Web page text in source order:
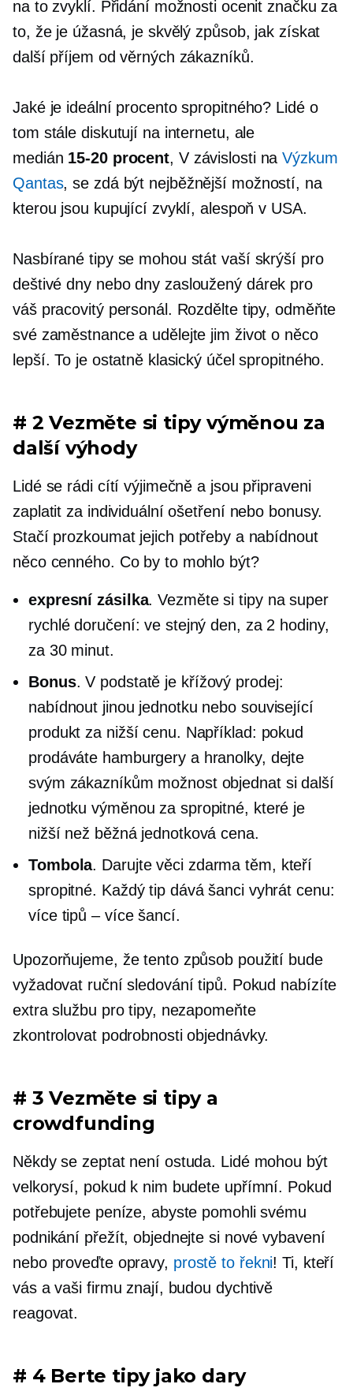
na to zvyklí. Přidání možnosti ocenit značku za
to, že je úžasná, je skvělý způsob, jak získat
další příjem od věrných zákazníků.
Jaké je ideální procento spropitného? Lidé o
tom stále diskutují na internetu, ale
medián 15-20procent, V závislosti naVýzkum
Qantas, se zdá být nejběžnější možností, na
kterou jsou kupující zvyklí, alespoň v USA.
Nasbírané tipy se mohou stát vaší skrýší pro
deštivé dny nebo dny zaslouženýdárek pro
váš pracovitý personál. Rozdělte tipy, odměňte
své zaměstnance a udělejte jim život o něco
lepší. To je ostatně klasický účel spropitného.
# 2 Vezměte si tipy výměnou za
další výhody
Lidé se rádi cítí výjimečně a jsou připraveni
zaplatit za individuální ošetření nebo bonusy.
Stačí prozkoumat jejich potřeby a nabídnout
něco cenného. Co by to mohlo být?
expresní zásilka. Vezměte si tipy na super
rychlé doručení: ve stejný den, za 2 hodiny,
za 30 minut.
Bonus. V podstatě je křížový prodej:
nabídnout jinou jednotku nebo související
produkt za nižší cenu. Například: pokud
prodáváte hamburgery a hranolky, dejte
svým zákazníkům možnost objednat si další
jednotku výměnou za spropitné, které je
nižší než běžná jednotková cena.
Tombola. Darujte věci zdarma těm, kteří
spropitné. Každý tip dává šanci vyhrát cenu:
více tipů – více šancí.
Upozorňujeme, že tento způsob použití bude
vyžadovat ruční sledování tipů. Pokud nabízíte
extra službu pro tipy, nezapomeňte
zkontrolovat podrobnosti objednávky.
# 3 Vezměte si tipy a
crowdfunding
Někdy se zeptat není ostuda. Lidé mohou být
velkorysí, pokud k nim budete upřímní. Pokud
potřebujete peníze, abyste pomohli svému
podnikání přežít, objednejte si nové vybavení
nebo proveďte opravy, prostě to řekni! Ti, kteří
vás a vaši firmu znají, budou dychtivě
reagovat.
# 4 Berte tipy jako dary